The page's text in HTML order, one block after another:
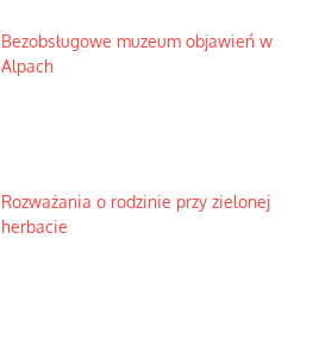
Bezobsługowe muzeum objawień w
Alpach
Rozważania o rodzinie przy zielonej
herbacie